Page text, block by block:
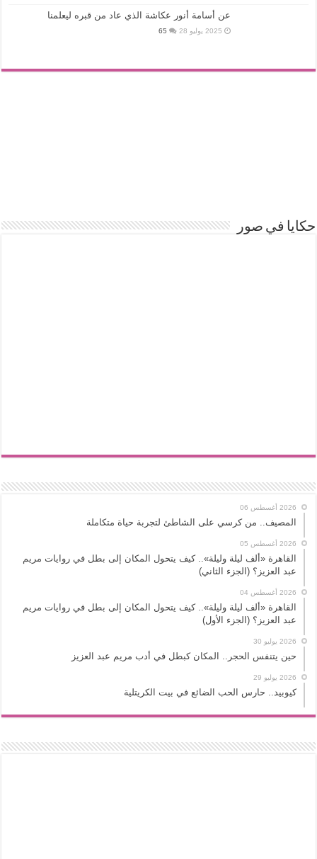
عن أسامة أنور عكاشة الذي عاد من قبره ليعلمنا
2025 يوليو 28 65
حكايا في صور
2026 أغسطس 06
المصيف.. من كرسي على الشاطئ لتجربة حياة متكاملة
2026 أغسطس 05
القاهرة «ألف ليلة وليلة».. كيف يتحول المكان إلى بطل في روايات مريم
عبد العزيز؟ (الجزء الثاني)
2026 أغسطس 04
القاهرة «ألف ليلة وليلة».. كيف يتحول المكان إلى بطل في روايات مريم
عبد العزيز؟ (الجزء الأول)
2026 يوليو 30
حين يتنفس الحجر.. المكان كبطل في أدب مريم عبد العزيز
2026 يوليو 29
كيوبيد.. حارس الحب الضائع في بيت الكريتلية